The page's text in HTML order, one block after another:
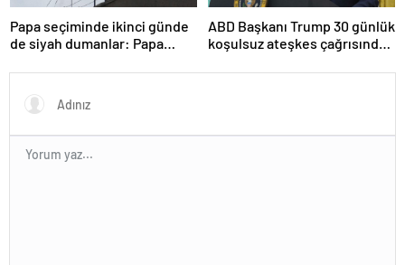
Papa seçiminde ikinci günde
de siyah dumanlar: Papa
ABD Başkanı Trump 30 günlük
koşulsuz ateşkes çağrısında